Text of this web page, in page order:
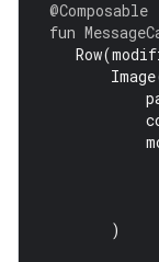
@Composable
fun
Row(
Image
)